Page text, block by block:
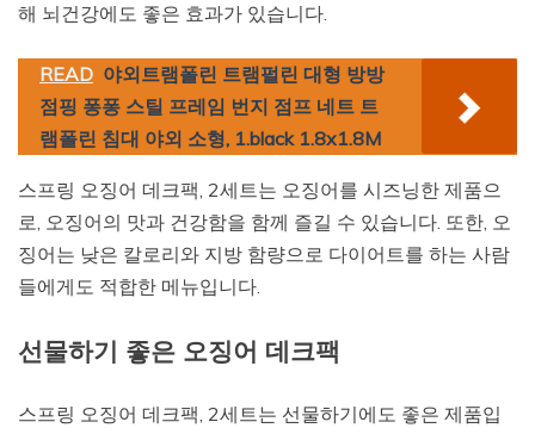
해 뇌건강에도 좋은 효과가 있습니다.
READ 야외트램폴린 트램펄린 대형 방방
점핑 퐁퐁 스틸 프레임 번지 점프 네트 트
램폴린 침대 야외 소형, 1.black 1.8x1.8M
스프링 오징어 데크팩, 2세트는 오징어를 시즈닝한 제품으
로, 오징어의 맛과 건강함을 함께 즐길 수 있습니다. 또한, 오
징어는 낮은 칼로리와 지방 함량으로 다이어트를 하는 사람
들에게도 적합한 메뉴입니다.
선물하기 좋은 오징어 데크팩
스프링 오징어 데크팩, 2세트는 선물하기에도 좋은 제품입